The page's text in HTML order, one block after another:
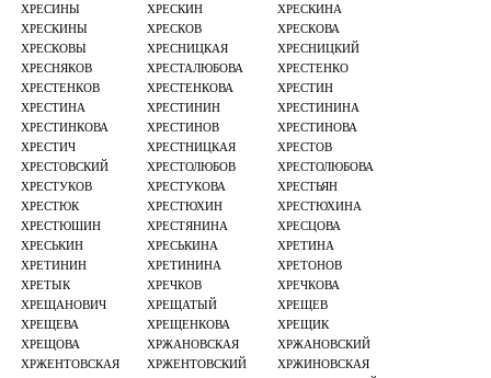
ХРЕСИНЫ
ХРЕСКИН
ХРЕСКИНА
ХРЕСКИНЫ
ХРЕСКОВ
ХРЕСКОВА
ХРЕСКОВЫ
ХРЕСНИЦКАЯ
ХРЕСНИЦКИЙ
ХРЕСНЯКОВ
ХРЕСТАЛЮБОВА
ХРЕСТЕНКО
ХРЕСТЕНКОВ
ХРЕСТЕНКОВА
ХРЕСТИН
ХРЕСТИНА
ХРЕСТИНИН
ХРЕСТИНИНА
ХРЕСТИНКОВА
ХРЕСТИНОВ
ХРЕСТИНОВА
ХРЕСТИЧ
ХРЕСТНИЦКАЯ
ХРЕСТОВ
ХРЕСТОВСКИЙ
ХРЕСТОЛЮБОВ
ХРЕСТОЛЮБОВА
ХРЕСТУКОВ
ХРЕСТУКОВА
ХРЕСТЬЯН
ХРЕСТЮК
ХРЕСТЮХИН
ХРЕСТЮХИНА
ХРЕСТЮШИН
ХРЕСТЯНИНА
ХРЕСЦОВА
ХРЕСЬКИН
ХРЕСЬКИНА
ХРЕТИНА
ХРЕТИНИН
ХРЕТИНИНА
ХРЕТОНОВ
ХРЕТЫК
ХРЕЧКОВ
ХРЕЧКОВА
ХРЕЩАНОВИЧ
ХРЕЩАТЫЙ
ХРЕЩЕВ
ХРЕЩЕВА
ХРЕЩЕНКОВА
ХРЕЩИК
ХРЕЩОВА
ХРЖАНОВСКАЯ
ХРЖАНОВСКИЙ
ХРЖЕНТОВСКАЯ
ХРЖЕНТОВСКИЙ
ХРЖИНОВСКАЯ